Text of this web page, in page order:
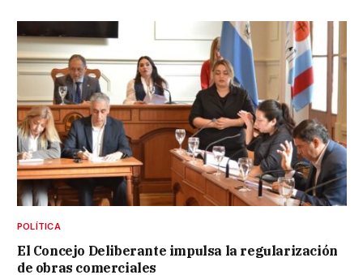
POLÍTICA
El Concejo Deliberante impulsa la regularización
de obras comerciales